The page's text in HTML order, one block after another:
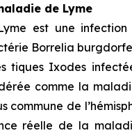
de Lyme
est une infection
Borrelia
tiques Ixodes
comme la
commune de
réelle de la